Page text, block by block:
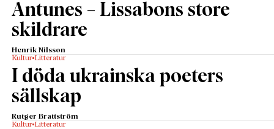
Antunes – Lissabons store
skildrare
Henrik Nilsson
Kultur Litteratur
I döda ukrainska poeters
sällskap
Rutger Brattström
Kultur Litteratur